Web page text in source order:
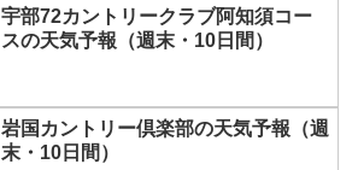
宇部72カントリークラブ阿知須コー
スの天気予報（週末・10日間）
岩国カントリー倶楽部の天気予報（週
末・10日間）